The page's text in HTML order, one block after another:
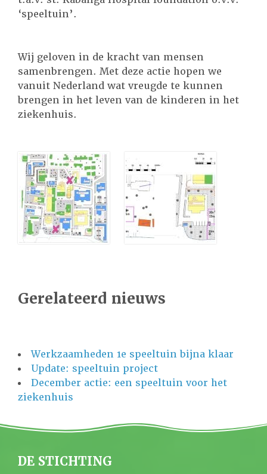
‘speeltuin’.
Wij geloven in de kracht van mensen
samenbrengen. Met deze actie hopen we
vanuit Nederland wat vreugde te kunnen
brengen in het leven van de kinderen in het
ziekenhuis.
Gerelateerd nieuws
Werkzaamheden 1e speeltuin bijna klaar
Update: speeltuin project
December actie: een speeltuin voor het
ziekenhuis
DE STICHTING